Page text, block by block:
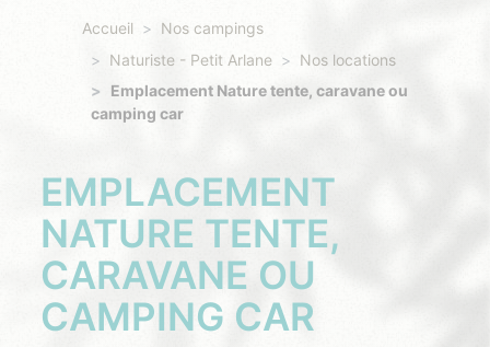
Accueil
Nos campings
Naturiste - Petit Arlane
Nos locations
Emplacement Nature tente, caravane ou
camping car
EMPLACEMENT
NATURE TENTE,
CARAVANE OU
CAMPING CAR